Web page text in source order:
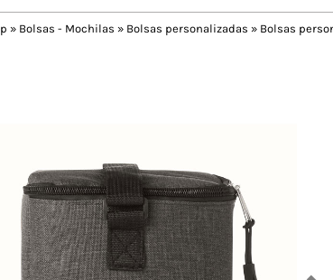
» Bolsas - Mochilas » Bolsas personalizadas » Bolsas